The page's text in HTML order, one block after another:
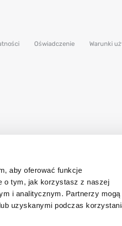
aby oferować funkcje
o tym, jak korzystasz z naszej
i analitycznym. Partnerzy mogą
uzyskanymi podczas
Oświadczenie Warunki